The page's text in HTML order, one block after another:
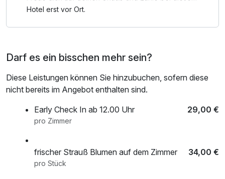
Hotel erst vor Ort.
Darf es ein bisschen mehr sein?
Diese Leistungen können Sie hinzubuchen, sofern diese
nicht bereits im Angebot enthalten sind.
Early Check In ab 12.00 Uhr
29,00 €
pro Zimmer
frischer Strauß Blumen auf dem Zimmer 34,00 €
pro Stück